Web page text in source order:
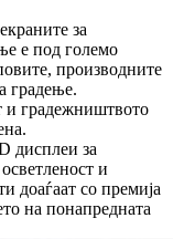
за
е под големо
производните
градење.
и градежништвото
дисплеи за
и
доаѓаат со премија
на понапредната